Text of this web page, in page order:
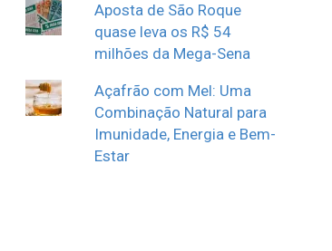
Aposta de São Roque
quase leva os R$ 54
milhões da Mega-Sena
Açafrão com Mel: Uma
Combinação Natural para
Imunidade, Energia e Bem-
Estar